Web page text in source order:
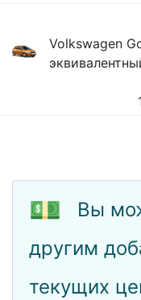
Volkswagen
💵
Вы
другим
текущих